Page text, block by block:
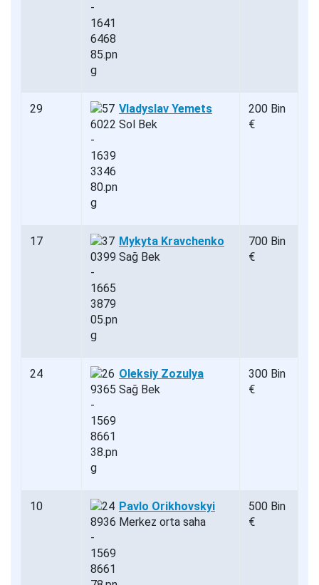
29
Vladyslav Yemets
Sol Bek
200 Bin
€
17
Mykyta Kravchenko
Sağ Bek
700 Bin
€
24
Oleksiy Zozulya
Sağ Bek
300 Bin
€
10
Pavlo Orikhovskyi
Merkez orta saha
500 Bin
€